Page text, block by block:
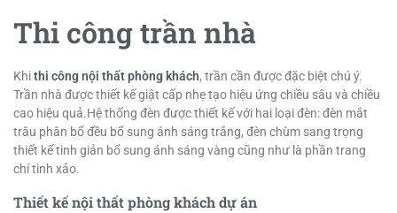
Thi công trần nhà
Khithi công nội thất phòng khách, trần cần được đặc biệt chú ý.
Trần nhà được thiết kế giật cấp nhẹ tạo hiệu ứng chiều sâu và chiều
cao hiệu quả.Hệ thống đèn được thiết kế với hai loại đèn: đèn mắt
trâu phân bổ đều bổ sung ánh sáng trắng, đèn chùm sang trọng
thiết kế tinh giản bổ sung ánh sáng vàng cũng như là phần trang
chí tinh xảo.
Thiết kế nội thất phòng khách dự án